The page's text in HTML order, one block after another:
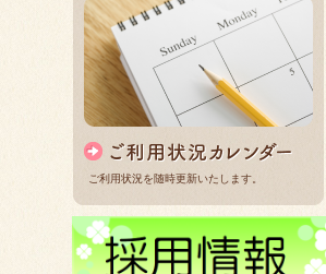
ご利用状況を随時更新いたします。